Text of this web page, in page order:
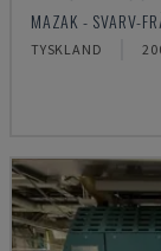
MAZAK - SVARV-
TYSKLAND